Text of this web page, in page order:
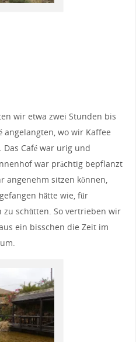
wir etwa zwei Stunden bis
angelangten, wo wir Kaffee
Café war urig und
war prächtig bepflanzt
angenehm sitzen können,
hätte wie, für
zu schütten. So vertrieben wir
ein bisschen die Zeit im